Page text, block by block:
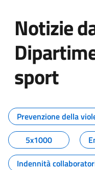
Notizie
sport
Tutti i
Prevenzione della
5x1000
Indennità